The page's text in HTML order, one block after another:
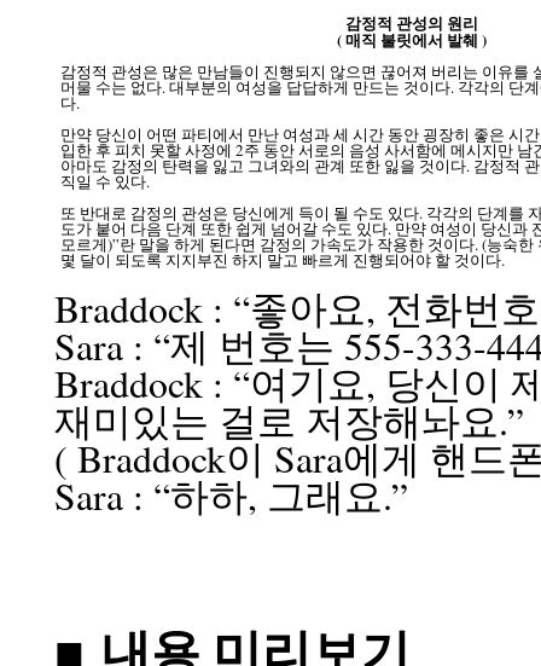
감정적 관성의 원리
( 매직 불릿에서 발췌 )
감정적 관성은 많은 만남들이 진행되지 않으면 끊어져 버리는 이유를
머물 수는 없다. 대부분의 여성을 답답하게 만드는 것이다. 각각의 단
다.
만약 당신이 어떤 파티에서 만난 여성과 세 시간 동안 굉장히 좋은 시
입한 후 피치 못할 사정에 2주 동안 서로의 음성 사서함에 메시지만
아마도 감정의 탄력을 잃고 그녀와의 관계 또한 잃을 것이다. 감정적
직일 수 있다.
또 반대로 감정의 관성은 당신에게 득이 될 수도 있다. 각각의 단계를
도가 붙어 다음 단계 또한 쉽게 넘어갈 수도 있다. 만약 여성이 당신과
모르게)”란 말을 하게 된다면 감정의 가속도가 작용한 것이다. (능숙
몇 달이 되도록 지지부진 하지 말고 빠르게 진행되어야 할 것이다.
Braddock : “좋아요, 전화번
Sara : “제 번호는 555-333-
Braddock : “여기요, 당신이
재미있는 걸로 저장해놔요.”
( Braddock이 Sara에게 핸드
Sara : “하하, 그래요.”
■ 내용 미리보기